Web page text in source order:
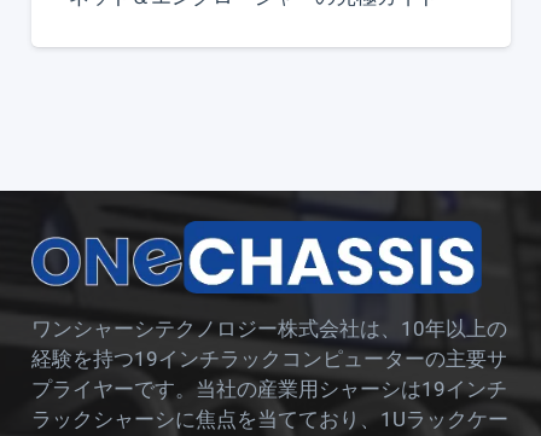
ワンシャーシテクノロジー株式会社は、10年以上の
経験を持つ19インチラックコンピューターの主要サ
プライヤーです。当社の産業用シャーシは19インチ
ラックシャーシに焦点を当てており、1Uラックケー